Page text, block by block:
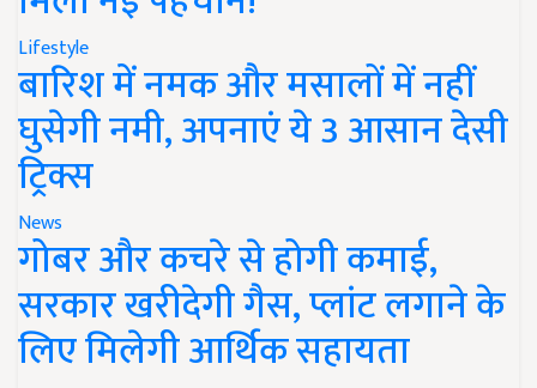
Lifestyle
बारिश में नमक और मसालों में नहीं
घुसेगी नमी, अपनाएं ये 3 आसान देसी
ट्रिक्स
News
गोबर और कचरे से होगी कमाई,
सरकार खरीदेगी गैस, प्लांट लगाने के
लिए मिलेगी आर्थिक सहायता